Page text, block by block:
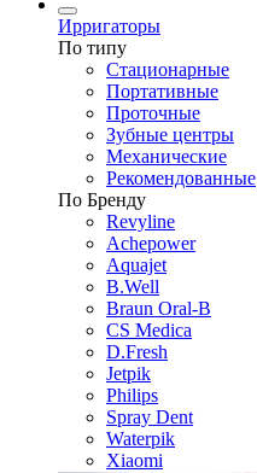
Ирригаторы
По типу
Стационарные
Портативные
Проточные
Зубные центры
Механические
Рекомендованные
По Бренду
Revyline
Achepower
Aquajet
B.Well
Braun Oral-B
CS Medica
D.Fresh
Jetpik
Philips
Spray Dent
Waterpik
Xiaomi